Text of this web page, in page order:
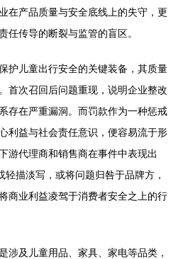
在产品质量与安全底线上的失守，更
任传导的断裂与监管的盲区。
护儿童出行安全的关键装备，其质量
首次召回后问题重现，说明企业整改
存在严重漏洞。而罚款作为一种惩戒
利益与社会责任意识，便容易流于形
游代理商和销售商在事件中表现出
轻描淡写，或将问题归咎于品牌方，
商业利益凌驾于消费者安全之上的行
涉及儿童用品、家具、家电等品类，